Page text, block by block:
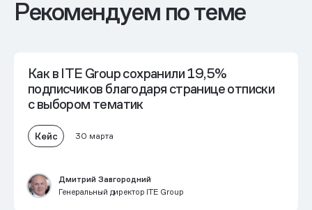
Рекомендуем по теме
Как в ITE Groupсохранили 19,5%
подписчиков благодаря странице отписки
с выбором тематик
Кейс 30 марта
Дмитрий Завгородний
Генеральный директор ITE Group